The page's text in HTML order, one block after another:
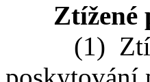
Ztížené
(1)